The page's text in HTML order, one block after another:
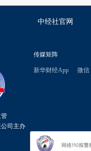
中经社官网
司主办
传媒矩阵
新华财经App 微信